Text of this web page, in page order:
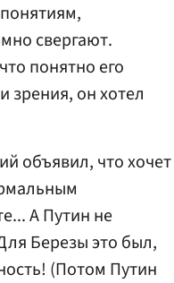
свергают.
понятно его
зрения, он хотел
объявил, что хочет
А Путин не
Березы это был,
(Потом Путин